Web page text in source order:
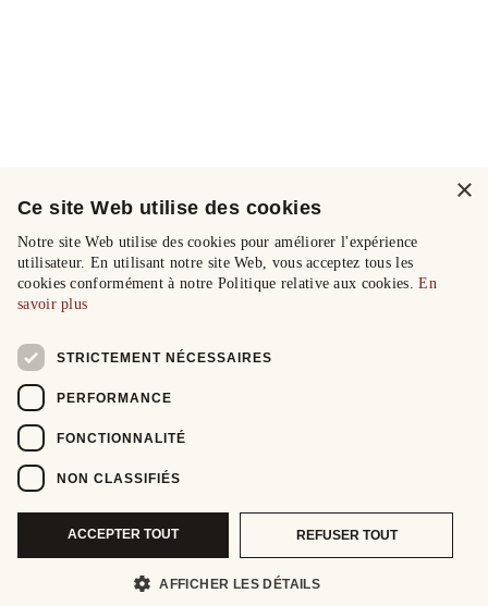
×
Ce site Web utilise des cookies
Notre site Web utilise des cookies pour améliorer l'expérience
utilisateur. En utilisant notre site Web, vous acceptez tous les
cookies conformément à notre Politique relative aux cookies.En
savoir plus
STRICTEMENT NÉCESSAIRES
PERFORMANCE
FONCTIONNALITÉ
NON CLASSIFIÉS
ACCEPTER TOUT REFUSER TOUT
AFFICHER LES DÉTAILS